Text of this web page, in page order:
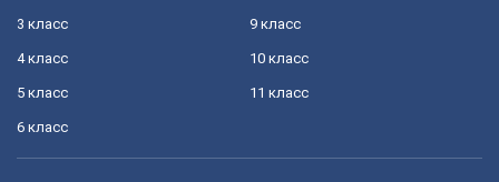
3 класс
4 класс
5 класс
6 класс
9 класс
10 класс
11 класс